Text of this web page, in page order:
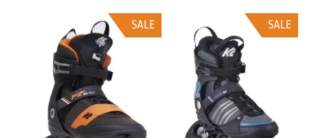
SALE
SALE